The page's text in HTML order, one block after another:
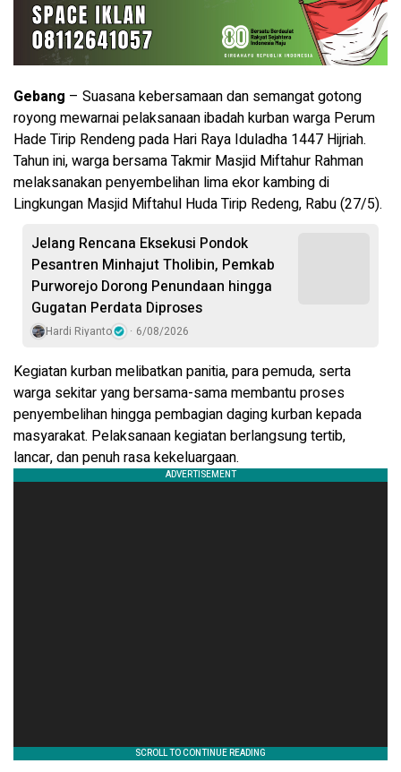
Gebang – Suasana kebersamaan dan semangat gotong
royong mewarnai pelaksanaan ibadah kurban warga Perum
Hade Tirip Rendeng pada Hari Raya Iduladha 1447 Hijriah.
Tahun ini, warga bersama Takmir Masjid Miftahur Rahman
melaksanakan penyembelihan lima ekor kambing di
Lingkungan Masjid Miftahul Huda Tirip Redeng, Rabu (27/5).
Jelang Rencana Eksekusi Pondok
Pesantren Minhajut Tholibin, Pemkab
Purworejo Dorong Penundaan hingga
Gugatan Perdata Diproses
Hardi Riyanto 6/08/2026
Kegiatan kurban melibatkan panitia, para pemuda, serta
warga sekitar yang bersama-sama membantu proses
penyembelihan hingga pembagian daging kurban kepada
masyarakat. Pelaksanaan kegiatan berlangsung tertib,
lancar, dan penuh rasa kekeluargaan.